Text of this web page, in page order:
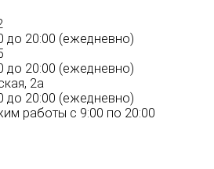
до 20:00 (ежедневно)
до 20:00 (ежедневно)
2а
до 20:00 (ежедневно)
работы с 9:00 по 20:00